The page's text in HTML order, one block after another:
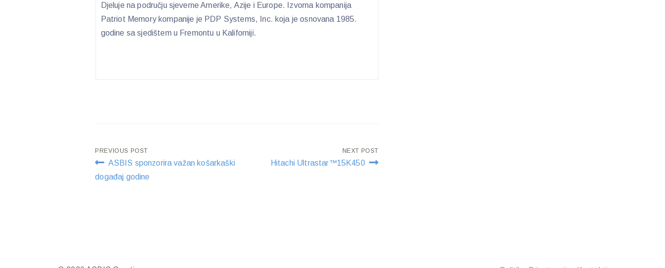
Djeluje na području sjeverne Amerike, Azije i Europe. Izvorna kompanija
Patriot Memory kompanije je PDP Systems, Inc. koja je osnovana 1985.
godine sa sjedištem u Fremontu u Kaliforniji.
Post
navigation
PREVIOUS POST
ASBIS sponzorira važan košarkaški
događaj godine
NEXT POST
Hitachi Ultrastar™15K450